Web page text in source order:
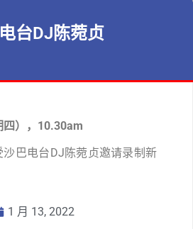
台DJ陈菀贞
），10.30am
沙巴电台DJ陈菀贞邀请录制新
1 月 13, 2022